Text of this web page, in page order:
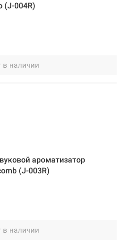
(J-004R)
в наличии
ароматизатор
(J-003R)
в наличии